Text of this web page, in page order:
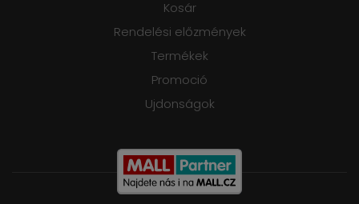
Kosár
Rendelési előzmények
Termékek
Promoció
Ujdonságok